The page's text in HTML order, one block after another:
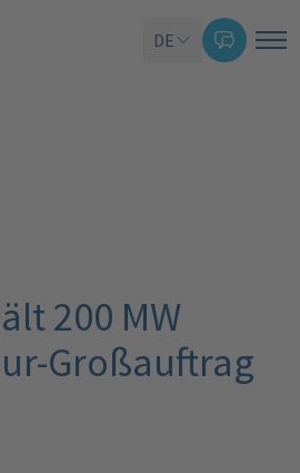
DE
200 MW
Großauftrag